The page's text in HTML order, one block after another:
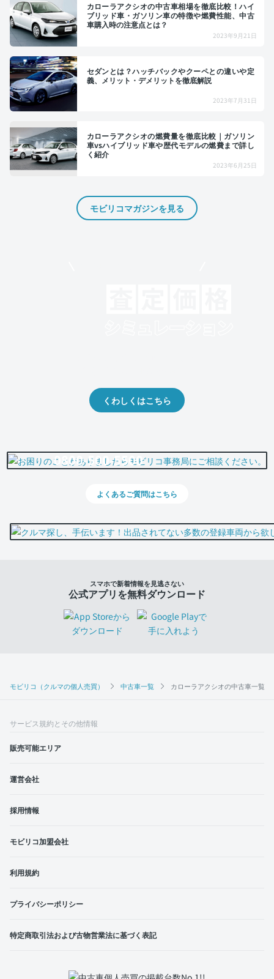
モビリコ（クルマの個人売買） 中古車一覧 カローラアクシオの中古車一覧
カローラアクシオの中古車相場を徹底比較！ハイ
ブリッド車・ガソリン車の特徴や燃費性能、中古
車購入時の注意点とは？
2023年9月21日
セダンとは？ハッチバックやクーペとの違いや定
義、メリット・デメリットを徹底解説
2023年7月31日
カローラアクシオの燃費量を徹底比較｜ガソリン
車vsハイブリッド車や歴代モデルの燃費まで詳し
く紹介
2023年6月25日
モビリコマガジンを見る
くわしくはこちら
0800-500-5500
よくあるご質問はこちら
スマホで新着情報を見逃さない
公式アプリを無料ダウンロード
サービス規約とその他情報
販売可能エリア
運営会社
採用情報
モビリコ加盟会社
利用規約
プライバシーポリシー
特定商取引法および古物営業法に基づく表記